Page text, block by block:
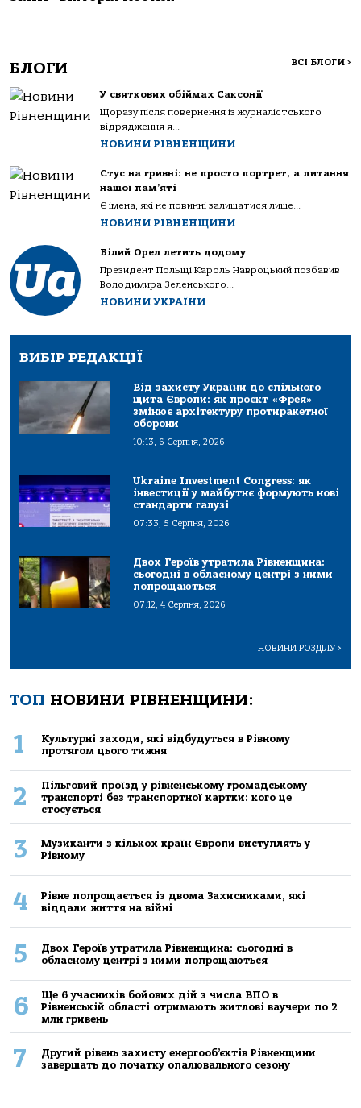
БЛОГИ ВСІ БЛОГИ >
У святкових обіймах Саксонії
Щоразу після повернення із журналістського
відрядження я...
НОВИНИ РІВНЕНЩИНИ
Стус на гривні: не просто портрет, а питання
нашої пам’яті
Є імена, які не повинні залишатися лише...
НОВИНИ РІВНЕНЩИНИ
Білий Орел летить додому
Президент Польщі Кароль Навроцький позбавив
Володимира Зеленського...
НОВИНИ УКРАЇНИ
ВИБІР РЕДАКЦІЇ
Від захисту України до спільного
щита Європи: як проєкт «Фрея»
змінює архітектуру протиракетної
оборони
10:13, 6 Серпня, 2026
Ukraine Investment Congress: як
інвестиції у майбутнє формують нові
стандарти галузі
07:33, 5 Серпня, 2026
Двох Героїв утратила Рівненщина:
сьогодні в обласному центрі з ними
попрощаються
07:12, 4 Серпня, 2026
НОВИНИ РОЗДІЛУ>
ТОП НОВИНИ РІВНЕНЩИНИ:
1
Культурні заходи, які відбудуться в Рівному
протягом цього тижня
2
Пільговий проїзд у рівненському громадському
транспорті без транспортної картки: кого це
стосується
3
Музиканти з кількох країн Європи виступлять у
Рівному
4
Рівне попрощається із двома Захисниками, які
віддали життя на війні
5
Двох Героїв утратила Рівненщина: сьогодні в
обласному центрі з ними попрощаються
6
Ще 6 учасників бойових дій з числа ВПО в
Рівненській області отримають житлові ваучери по 2
млн гривень
7
Другий рівень захисту енергооб’єктів Рівненщини
завершать до початку опалювального сезону